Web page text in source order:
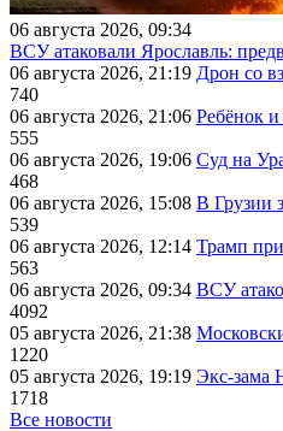
06 августа 2026, 09:34
ВСУ атаковали Ярославль:
06 августа 2026, 21:19 Дрон со
740
06 августа 2026, 21:06 Ребёнок
555
06 августа 2026, 19:06 Суд на
468
06 августа 2026, 15:08 В Грузии
539
06 августа 2026, 12:14 Трамп
563
06 августа 2026, 09:34 ВСУ
4092
05 августа 2026, 21:38
1220
05 августа 2026, 19:19 Экс-зама
1718
Все новости